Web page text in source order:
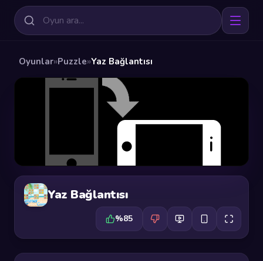
Oyunlar»Puzzle»Yaz Bağlantısı
Yaz Bağlantısı
%85